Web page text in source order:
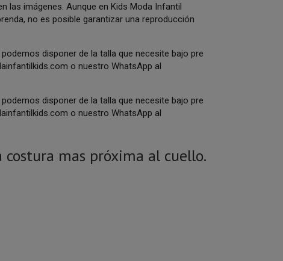
las imágenes. Aunque en Kids Moda Infantil
no es posible garantizar una reproducción
disponer de la talla que necesite bajo pre
o nuestro WhatsApp al
disponer de la talla que necesite bajo pre
o nuestro WhatsApp al
mas próxima al cuello.